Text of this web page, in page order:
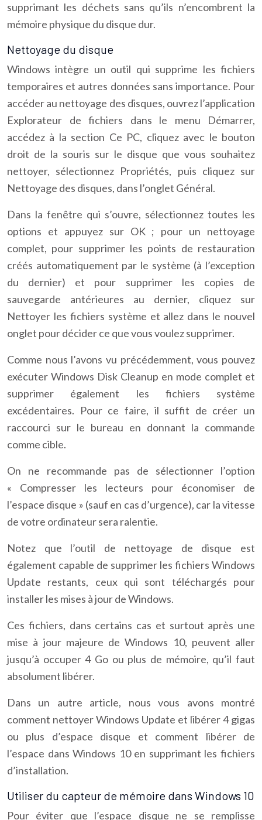
supprimant les déchets sans qu’ils n’encombrent la
mémoire physique du disque dur.
Nettoyage du disque
Windows intègre un outil qui supprime les fichiers
temporaires et autres données sans importance. Pour
accéder au nettoyage des disques, ouvrez l’application
Explorateur de fichiers dans le menu Démarrer,
accédez à la section Ce PC, cliquez avec le bouton
droit de la souris sur le disque que vous souhaitez
nettoyer, sélectionnez Propriétés, puis cliquez sur
Nettoyage des disques, dans l’onglet Général.
Dans la fenêtre qui s’ouvre, sélectionnez toutes les
options et appuyez sur OK ; pour un nettoyage
complet, pour supprimer les points de restauration
créés automatiquement par le système (à l’exception
du dernier) et pour supprimer les copies de
sauvegarde antérieures au dernier, cliquez sur
Nettoyer les fichiers système et allez dans le nouvel
onglet pour décider ce que vous voulez supprimer.
Comme nous l’avons vu précédemment, vous pouvez
exécuter Windows Disk Cleanup en mode complet et
supprimer également les fichiers système
excédentaires. Pour ce faire, il suffit de créer un
raccourci sur le bureau en donnant la commande
comme cible.
On ne recommande pas de sélectionner l’option
« Compresser les lecteurs pour économiser de
l’espace disque » (sauf en cas d’urgence), car la vitesse
de votre ordinateur sera ralentie.
Notez que l’outil de nettoyage de disque est
également capable de supprimer les fichiers Windows
Update restants, ceux qui sont téléchargés pour
installer les mises à jour de Windows.
Ces fichiers, dans certains cas et surtout après une
mise à jour majeure de Windows 10, peuvent aller
jusqu’à occuper 4 Go ou plus de mémoire, qu’il faut
absolument libérer.
Dans un autre article, nous vous avons montré
comment nettoyer Windows Update et libérer 4 gigas
ou plus d’espace disque et comment libérer de
l’espace dans Windows 10 en supprimant les fichiers
d’installation.
Utiliser du capteur de mémoire dans Windows 10
Pour éviter que l’espace disque ne se remplisse